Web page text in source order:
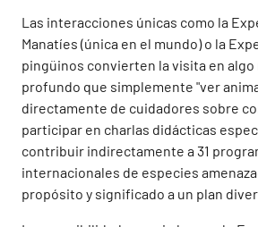
Las interacciones únicas como la
Manatíes (única en el mundo) o la
pingüinos convierten la visita en algo
profundo que simplemente "ver
directamente de cuidadores sobre
participar en charlas didácticas
contribuir indirectamente a 31
internacionales de especies
propósito y significado a un plan